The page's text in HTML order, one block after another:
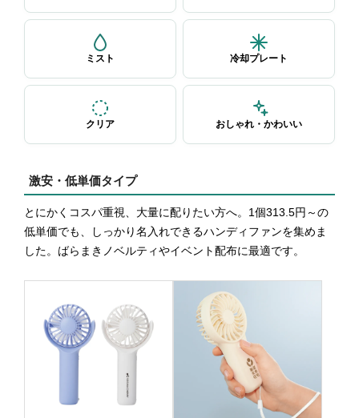
ミスト 冷却プレート
クリア おしゃれ・かわいい
激安・低単価タイプ
とにかくコスパ重視、大量に配りたい方へ。1個313.5円～の
低単価でも、しっかり名入れできるハンディファンを集めま
した。ばらまきノベルティやイベント配布に最適です。